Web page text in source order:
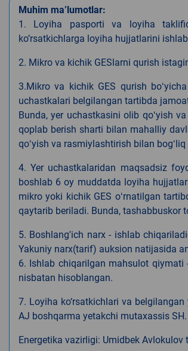
4
Muhim ma’lumotlar:
1. Loyiha pasporti va loyiha
koʼrsatkichlarga loyiha hujjatlarini
2. Mikro va kichik GESlarni qurish
3.Mikro va kichik GES qurish
uchastkalari belgilangan tartibda
Bunda, yer uchastkasini olib qoʻyish
qoplab berish sharti bilan mahalliy
qoʻyish va rasmiylashtirish bilan
4. Yer uchastkalaridan maqsadsiz
boshlab 6 oy muddatda loyiha
mikro yoki kichik GES oʻrnatilgan
qaytarib beriladi. Bunda, tashabbuskor
5. Boshlang'ich narx - ishlab
Yakuniy narx(tarif) auksion natijasida
6. Ishlab chiqarilgan mahsulot
nisbatan hisoblangan.
7. Loyiha ko‘rsatkichlari va
AJ boshqarma yetakchi mutaxassis SH.
Energetika vazirligi: Umidbek Avlokulov